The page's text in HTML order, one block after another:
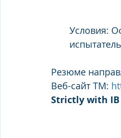
Условия:
Резюме
Веб-сайт ТМ:
Strictly with IB